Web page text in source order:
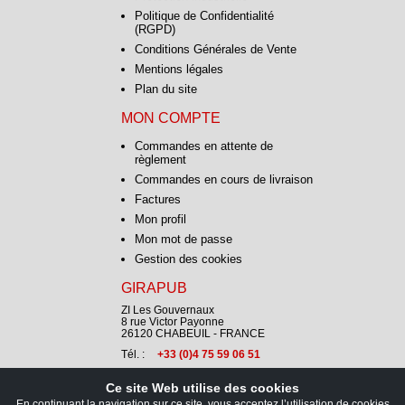
Politique de Confidentialité
(RGPD)
Conditions Générales de Vente
Mentions légales
Plan du site
MON COMPTE
Commandes en attente de
règlement
Commandes en cours de livraison
Factures
Mon profil
Mon mot de passe
Gestion des cookies
GIRAPUB
ZI Les Gouvernaux
8 rue Victor Payonne
26120 CHABEUIL - FRANCE
Tél. :
+33 (0)4 75 59 06 51
CONTACT
Ce site Web utilise des cookies